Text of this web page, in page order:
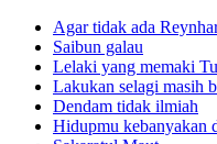
Agar tidak ada
Saibun galau
Lelaki yang memaki
Lakukan selagi masih
Dendam tidak ilmiah
Hidupmu kebanyakan